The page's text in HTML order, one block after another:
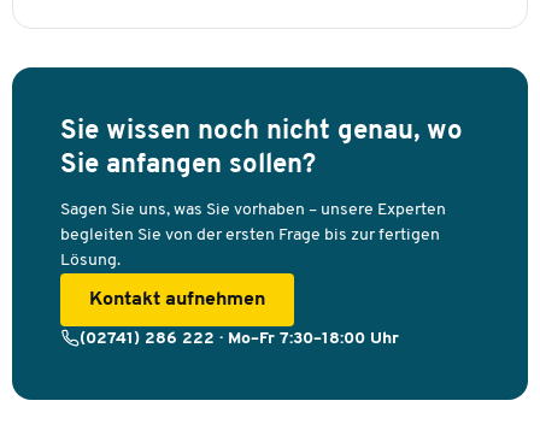
Sie wissen noch nicht genau, wo
Sie anfangen sollen?
Sagen Sie uns, was Sie vorhaben – unsere Experten
begleiten Sie von der ersten Frage bis zur fertigen
Lösung.
Kontakt aufnehmen
(02741) 286 222 · Mo–Fr 7:30–18:00 Uhr